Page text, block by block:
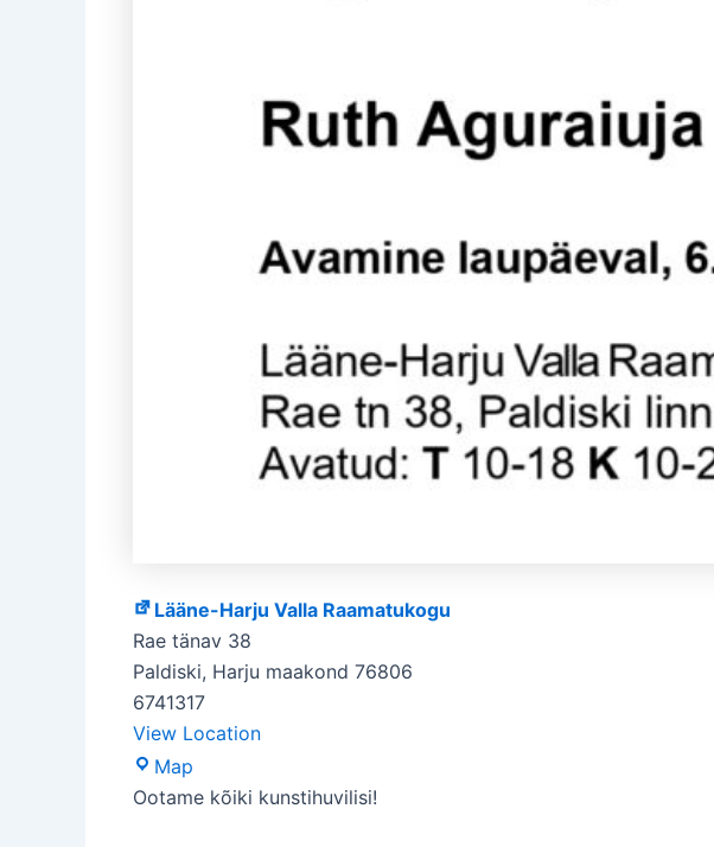
Lääne-Harju Valla Raamatukogu
Rae tänav 38
Paldiski, Harju maakond 76806
6741317
View Location
Map
Harju
Ootame kõiki kunstihuvilisi!